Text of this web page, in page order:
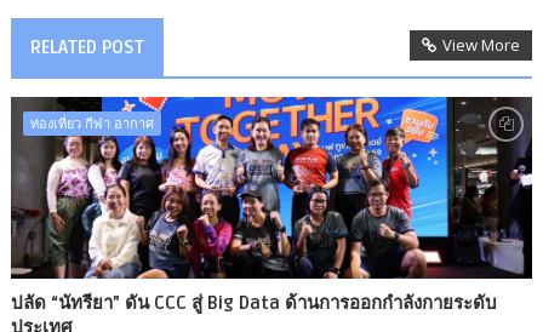
RELATED POST View More
ท่องเที่ยว กีฬา อากาศ
ปลัด “นัทรียา” ดัน CCC สู่ Big Data ด้านการออกกำลังกายระดับ
ประเทศ